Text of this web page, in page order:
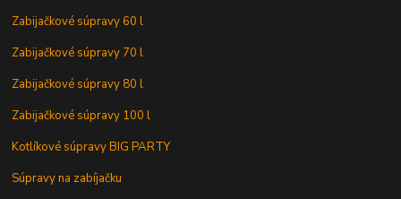
Zabijačkové súpravy 60 l
Zabijačkové súpravy 70 l
Zabijačkové súpravy 80 l
Zabijačkové súpravy 100 l
Kotlíkové súpravy BIG PARTY
Súpravy na zabíjačku